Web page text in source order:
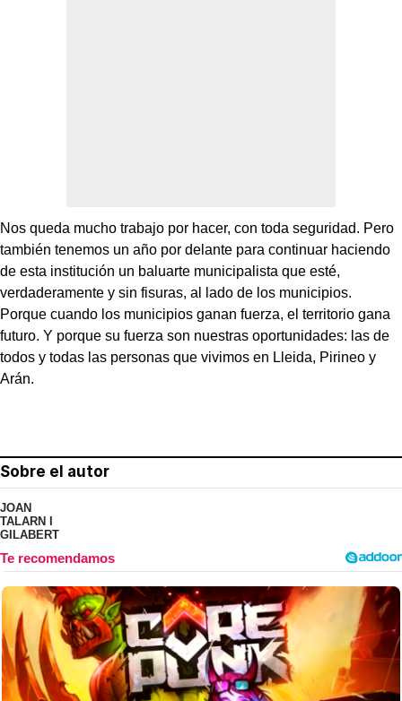
Nos queda mucho trabajo por hacer, con toda seguridad. Pero
también tenemos un año por delante para continuar haciendo
de esta institución un baluarte municipalista que esté,
verdaderamente y sin fisuras, al lado de los municipios.
Porque cuando los municipios ganan fuerza, el territorio gana
futuro. Y porque su fuerza son nuestras oportunidades: las de
todos y todas las personas que vivimos en Lleida, Pirineo y
Arán.
Sobre el autor
JOAN
TALARN I
GILABERT